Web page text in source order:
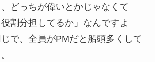
どっちが偉いとかじゃなくて
役割分担してるか」なんですよ
で、全員がPMだと船頭多くして